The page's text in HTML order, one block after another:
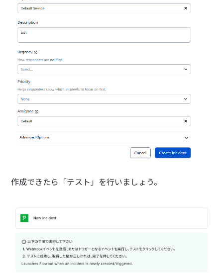
作成できたら「テスト」を行いましょう。